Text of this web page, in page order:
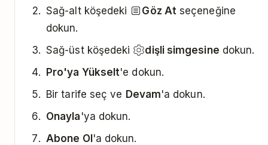
Sağ-alt köşedeki
Göz Atseçeneğine
dokun.
Sağ-üst köşedeki
dişli simgesine dokun.
Pro'ya Yükselt'e dokun.
Bir tarife seç ve Devam'a dokun.
Onayla 'ya dokun.
Abone Ol 'a dokun.